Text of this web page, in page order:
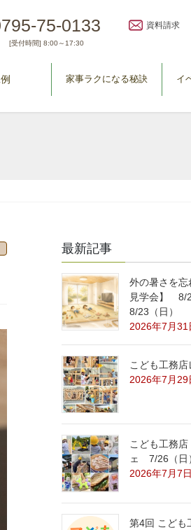
75-0133
[受付時間] 8:00～17:30
資料請求
家事ラクになる秘訣 イ
最新記事
外の暑さを
見学会】 8/
8/23（日）
2026年7月31
こども工務店
2026年7月29
こども工務
ェ 7/26（日
2026年7月7日
第4回 こども